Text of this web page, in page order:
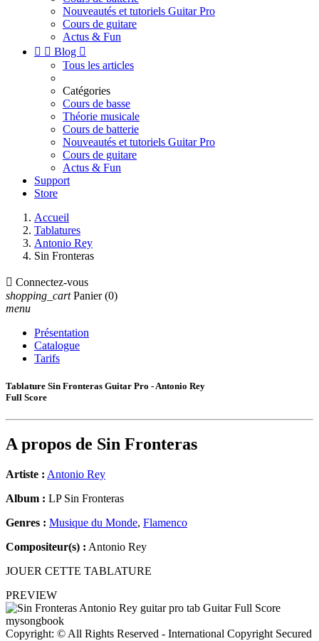
Nouveautés et tutoriels Guitar Pro
Cours de guitare
Actus & Fun
  Blog 
Tous les articles
Catégories
Cours de basse
Théorie musicale
Cours de batterie
Nouveautés et tutoriels Guitar Pro
Cours de guitare
Actus & Fun
Support
Store
Accueil
Tablatures
Antonio Rey
Sin Fronteras
 Connectez-vous
shopping_cart Panier (0)
menu
Présentation
Catalogue
Tarifs
Tablature Sin Fronteras Guitar Pro - Antonio Rey
Full Score
A propos de Sin Fronteras
Artiste : Antonio Rey
Album : LP Sin Fronteras
Genres : Musique du Monde, Flamenco
Compositeur(s) : Antonio Rey
JOUER CETTE TABLATURE
PREVIEW
Copyright: © All Rights Reserved - International Copyright Secured